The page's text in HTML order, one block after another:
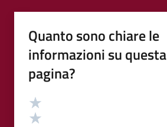
Quanto sono chiare le
informazioni su questa
pagina?
Valutazione